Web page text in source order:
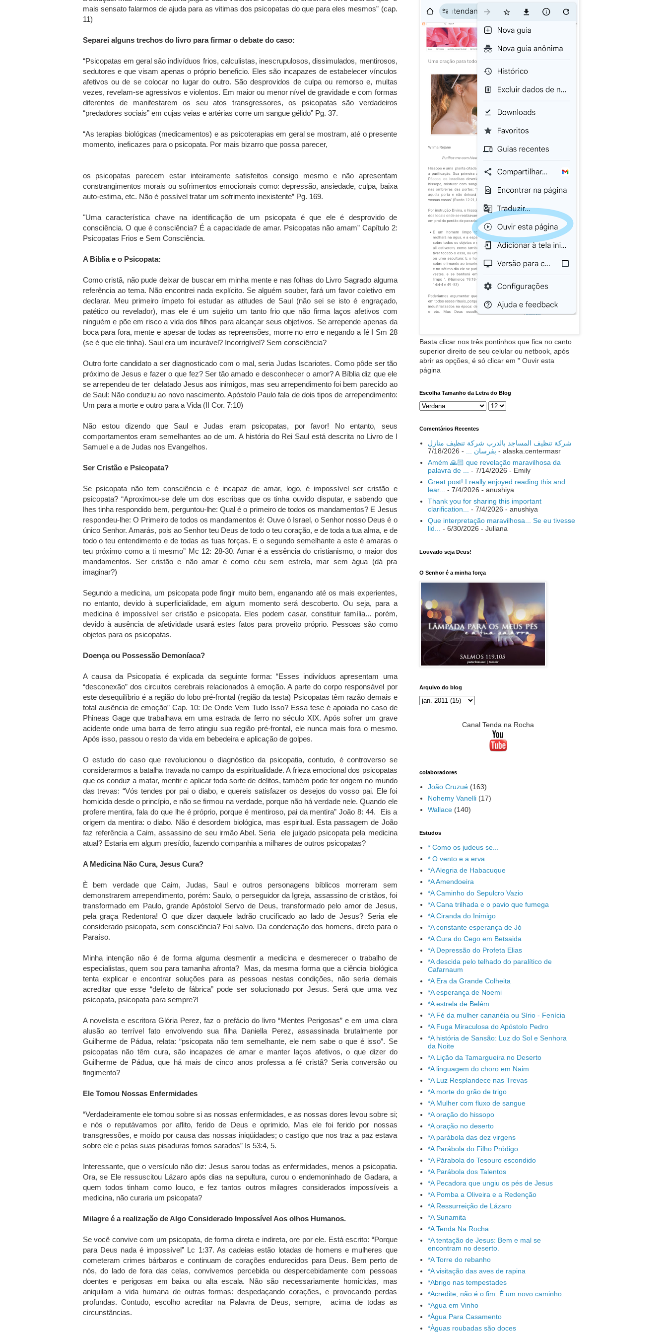
mais sensato falarmos de ajuda para as vitimas dos psicopatas do que para eles mesmos” (cap.
11)
Separei alguns trechos do livro para firmar o debate do caso:
“Psicopatas em geral são indivíduos frios, calculistas, inescrupulosos, dissimulados, mentirosos,
sedutores e que visam apenas o próprio beneficio. Eles são incapazes de estabelecer vínculos
afetivos ou de se colocar no lugar do outro. São desprovidos de culpa ou remorso e, muitas
vezes, revelam-se agressivos e violentos. Em maior ou menor nível de gravidade e com formas
diferentes de manifestarem os seu atos transgressores, os psicopatas são verdadeiros
“predadores sociais” em cujas veias e artérias corre um sangue gélido” Pg. 37.
“As terapias biológicas (medicamentos) e as psicoterapias em geral se mostram, até o presente
momento, ineficazes para o psicopata. Por mais bizarro que possa parecer,
os psicopatas parecem estar inteiramente satisfeitos consigo mesmo e não apresentam
constrangimentos morais ou sofrimentos emocionais como: depressão, ansiedade, culpa, baixa
auto-estima, etc. Não é possível tratar um sofrimento inexistente” Pg. 169.
"Uma característica chave na identificação de um psicopata é que ele é desprovido de
consciência. O que é consciência? É a capacidade de amar. Psicopatas não amam” Capítulo 2:
Psicopatas Frios e Sem Consciência.
A Bíblia e o Psicopata:
Como cristã, não pude deixar de buscar em minha mente e nas folhas do Livro Sagrado alguma
referência ao tema. Não encontrei nada explícito. Se alguém souber, fará um favor coletivo em
declarar. Meu primeiro ímpeto foi estudar as atitudes de Saul (não sei se isto é engraçado,
patético ou revelador), mas ele é um sujeito um tanto frio que não firma laços afetivos com
ninguém e põe em risco a vida dos filhos para alcançar seus objetivos. Se arrepende apenas da
boca para fora, mente e apesar de todas as repreensões, morre no erro e negando a fé I Sm 28
(se é que ele tinha). Saul era um incurável? Incorrigível? Sem consciência?
Outro forte candidato a ser diagnosticado com o mal, seria Judas Iscariotes. Como pôde ser tão
próximo de Jesus e fazer o que fez? Ser tão amado e desconhecer o amor? A Bíblia diz que ele
se arrependeu de ter delatado Jesus aos inimigos, mas seu arrependimento foi bem parecido ao
de Saul: Não conduziu ao novo nascimento. Apóstolo Paulo fala de dois tipos de arrependimento:
Um para a morte e outro para a Vida (II Cor. 7:10)
Não estou dizendo que Saul e Judas eram psicopatas, por favor! No entanto, seus
comportamentos eram semelhantes ao de um. A história do Rei Saul está descrita no Livro de I
Samuel e a de Judas nos Evangelhos.
Ser Cristão e Psicopata?
Se psicopata não tem consciência e é incapaz de amar, logo, é impossível ser cristão e
psicopata? “Aproximou-se dele um dos escribas que os tinha ouvido disputar, e sabendo que
lhes tinha respondido bem, perguntou-lhe: Qual é o primeiro de todos os mandamentos? E Jesus
respondeu-lhe: O Primeiro de todos os mandamentos é: Ouve ó Israel, o Senhor nosso Deus é o
único Senhor. Amarás, pois ao Senhor teu Deus de todo o teu coração, e de toda a tua alma, e de
todo o teu entendimento e de todas as tuas forças. E o segundo semelhante a este é amaras o
teu próximo como a ti mesmo” Mc 12: 28-30. Amar é a essência do cristianismo, o maior dos
mandamentos. Ser cristão e não amar é como céu sem estrela, mar sem água (dá pra
imaginar?)
Segundo a medicina, um psicopata pode fingir muito bem, enganando até os mais experientes,
no entanto, devido à superficialidade, em algum momento será descoberto. Ou seja, para a
medicina é impossível ser cristão e psicopata. Eles podem casar, constituir família... porém,
devido à ausência de afetividade usará estes fatos para proveito próprio. Pessoas são como
objetos para os psicopatas.
Doença ou Possessão Demoníaca?
A causa da Psicopatia é explicada da seguinte forma: “Esses indivíduos apresentam uma
“desconexão” dos circuitos cerebrais relacionados à emoção. A parte do corpo responsável por
este desequilíbrio é a região do lobo pré-frontal (região da testa) Psicopatas têm razão demais e
total ausência de emoção” Cap. 10: De Onde Vem Tudo Isso? Essa tese é apoiada no caso de
Phineas Gage que trabalhava em uma estrada de ferro no século XIX. Após sofrer um grave
acidente onde uma barra de ferro atingiu sua região pré-frontal, ele nunca mais fora o mesmo.
Após isso, passou o resto da vida em bebedeira e aplicação de golpes.
O estudo do caso que revolucionou o diagnóstico da psicopatia, contudo, é controverso se
considerarmos a batalha travada no campo da espiritualidade. A frieza emocional dos psicopatas
que os conduz a matar, mentir e aplicar toda sorte de delitos, também pode ter origem no mundo
das trevas: “Vós tendes por pai o diabo, e quereis satisfazer os desejos do vosso pai. Ele foi
homicida desde o princípio, e não se firmou na verdade, porque não há verdade nele. Quando ele
profere mentira, fala do que lhe é próprio, porque é mentiroso, pai da mentira” João 8: 44. Eis a
origem da mentira: o diabo. Não é desordem biológica, mas espiritual. Esta passagem de João
faz referência a Caim, assassino de seu irmão Abel. Seria ele julgado psicopata pela medicina
atual? Estaria em algum presídio, fazendo companhia a milhares de outros psicopatas?
A Medicina Não Cura, Jesus Cura?
È bem verdade que Caim, Judas, Saul e outros personagens bíblicos morreram sem
demonstrarem arrependimento, porém: Saulo, o perseguidor da Igreja, assassino de cristãos, foi
transformado em Paulo, grande Apóstolo! Servo de Deus, transformado pelo amor de Jesus,
pela graça Redentora! O que dizer daquele ladrão crucificado ao lado de Jesus? Seria ele
considerado psicopata, sem consciência? Foi salvo. Da condenação dos homens, direto para o
Paraíso.
Minha intenção não é de forma alguma desmentir a medicina e desmerecer o trabalho de
especialistas, quem sou para tamanha afronta? Mas, da mesma forma que a ciência biológica
tenta explicar e encontrar soluções para as pessoas nestas condições, não seria demais
acreditar que esse “defeito de fábrica” pode ser solucionado por Jesus. Será que uma vez
psicopata, psicopata para sempre?!
A novelista e escritora Glória Perez, faz o prefácio do livro “Mentes Perigosas” e em uma clara
alusão ao terrível fato envolvendo sua filha Daniella Perez, assassinada brutalmente por
Guilherme de Pádua, relata: “psicopata não tem semelhante, ele nem sabe o que é isso”. Se
psicopatas não têm cura, são incapazes de amar e manter laços afetivos, o que dizer do
Guilherme de Pádua, que há mais de cinco anos professa a fé cristã? Seria conversão ou
fingimento?
Ele Tomou Nossas Enfermidades
“Verdadeiramente ele tomou sobre si as nossas enfermidades, e as nossas dores levou sobre si;
e nós o reputávamos por aflito, ferido de Deus e oprimido, Mas ele foi ferido por nossas
transgressões, e moído por causa das nossas iniqüidades; o castigo que nos traz a paz estava
sobre ele e pelas suas pisaduras fomos sarados” Is 53:4, 5.
Interessante, que o versículo não diz: Jesus sarou todas as enfermidades, menos a psicopatia.
Ora, se Ele ressuscitou Lázaro após dias na sepultura, curou o endemoninhado de Gadara, a
quem todos tinham como louco, e fez tantos outros milagres considerados impossíveis a
medicina, não curaria um psicopata?
Milagre é a realização de Algo Considerado Impossível Aos olhos Humanos.
Se você convive com um psicopata, de forma direta e indireta, ore por ele. Está escrito: “Porque
para Deus nada é impossível” Lc 1:37. As cadeias estão lotadas de homens e mulheres que
cometeram crimes bárbaros e continuam de corações endurecidos para Deus. Bem perto de
nós, do lado de fora das celas, convivemos percebida ou despercebidamente com pessoas
doentes e perigosas em baixa ou alta escala. Não são necessariamente homicidas, mas
aniquilam a vida humana de outras formas: despedaçando corações, e provocando perdas
profundas. Contudo, escolho acreditar na Palavra de Deus, sempre, acima de todas as
circunstâncias.
Basta clicar nos três pontinhos que fica no canto
superior direito de seu celular ou netbook, após
abrir as opções, é só clicar em " Ouvir esta
página
Escolha Tamanho da Letra do Blog
Comentários Recentes
شركة تنظيف المساجد بالدرب شركة تنظيف منازل
بفرسان ...
- 7/18/2026
- alaska.centermasr
Amém 🙏🏻 que revelação maravilhosa da
palavra de ...
- 7/14/2026 - Emily
Great post! I really enjoyed reading this and
lear...
- 7/4/2026 - anushiya
Thank you for sharing this important
clarification...
- 7/4/2026 - anushiya
Que interpretação maravilhosa... Se eu tivesse
lid...
- 6/30/2026 - Juliana
Louvado seja Deus!
O Senhor é a minha força
Arquivo do blog
Canal Tenda na Rocha
colaboradores
João Cruzué (163)
Nohemy Vanelli (17)
Wallace (140)
Estudos
* Como os judeus se...
* O vento e a erva
*A Alegria de Habacuque
*A Amendoeira
*A Caminho do Sepulcro Vazio
*A Cana trilhada e o pavio que fumega
*A Ciranda do Inimigo
*A constante esperança de Jó
*A Cura do Cego em Betsaida
*A Depressão do Profeta Elias
*A descida pelo telhado do paralítico de
Cafarnaum
*A Era da Grande Colheita
*A esperança de Noemi
*A estrela de Belém
*A Fé da mulher cananéia ou Sírio - Fenícia
*A Fuga Miraculosa do Apóstolo Pedro
*A história de Sansão: Luz do Sol e Senhora
da Noite
*A Lição da Tamargueira no Deserto
*A linguagem do choro em Naim
*A Luz Resplandece nas Trevas
*A morte do grão de trigo
*A Mulher com fluxo de sangue
*A oração do hissopo
*A oração no deserto
*A parábola das dez virgens
*A Parábola do Filho Pródigo
*A Párabola do Tesouro escondido
*A Parábola dos Talentos
*A Pecadora que ungiu os pés de Jesus
*A Pomba a Oliveira e a Redenção
*A Ressurreição de Lázaro
*A Sunamita
*A Tenda Na Rocha
*A tentação de Jesus: Bem e mal se
encontram no deserto.
*A Torre do rebanho
*A visitação das aves de rapina
*Abrigo nas tempestades
*Acredite, não é o fim. É um novo caminho.
*Agua em Vinho
*Água Para Casamento
*Àguas roubadas são doces